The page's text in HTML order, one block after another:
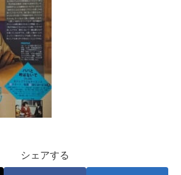
シェアする